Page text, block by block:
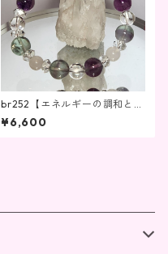
br252【エネルギーの調和と心
の安らぎ】
¥6,600